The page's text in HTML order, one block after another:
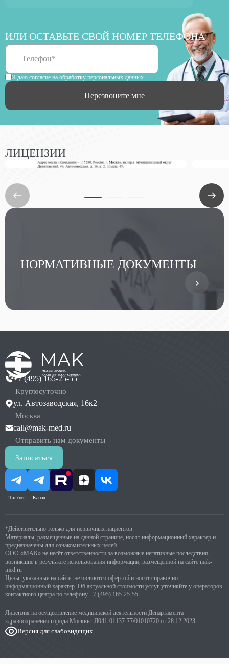
ИЛИ ОСТАВЬТЕ СВОЙ НОМЕР ТЕЛЕФОНА
Я даю согласие на обработку персональных данных
Перезвоните мне
ЛИЦЕНЗИИ
НОРМАТИВНЫЕ ДОКУМЕНТЫ
Круглосуточно
+7 (495) 165-25-55
Москва
ул. Автозаводская, 16к2
Отправить нам документы
call@mak-med.ru
Чат-бот Канал
Записаться
*Действительно только для первичных пациентов
Материалы, размещенные на данной странице, носят информационный характер и
предназначены для ознакомительных целей.
ООО «МАК» не несёт ответственности за возможные негативные последствия,
возникшие в результате использования информации, размещенной на сайте mak-
med.ru
Цены, указанные на сайте, не являются офертой и носят справочно-
информационный характер. Об актуальной стоимости услуг уточняйте у операторов
контактного центра по телефону +7 (495) 165-25-55
Лицензия на осуществление медицинской деятельности Департамента
здравоохранения города Москвы. Л041-01137-77/01010720 от 28.12.2023
Версия для слабовидящих